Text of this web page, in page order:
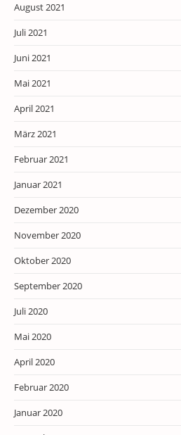
August 2021
Juli 2021
Juni 2021
Mai 2021
April 2021
März 2021
Februar 2021
Januar 2021
Dezember 2020
November 2020
Oktober 2020
September 2020
Juli 2020
Mai 2020
April 2020
Februar 2020
Januar 2020